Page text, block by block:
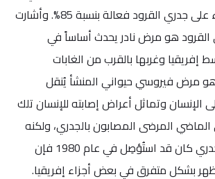
يتم استخدامها للقضاء على جدري القرود فعالة بنسبة 85%. وأشارت
القرود هو مرض نادر يحدث أساساً في
إفريقيا وغربها بالقرب من الغابات
وهو مرض فيروسي حيواني المنشأ يُنقل
الإنسان وتماثل أعراض إصابته للإنسان تلك
المرضى المصابون بالجدري، ولكنه
أقل شدّة. ومع أن الجدري كان قد استُؤصِل في عام 1980 فإن
بشكل متفرق في بعض أجزاء إفريقيا.